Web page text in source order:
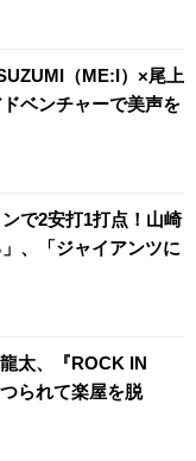
（ME:I）×尾上
ベンチャーで美声を
で2安打1打点！山崎
、「ジャイアンツに
太、『ROCK IN
られて楽屋を脱